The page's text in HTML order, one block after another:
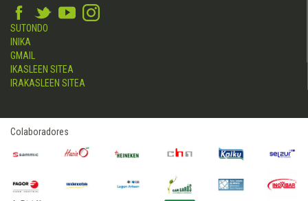
SUTONDO
INIKA
GMAIL
IKASLEEN SITEA
IRAKASLEEN SITEA
Colaboradores